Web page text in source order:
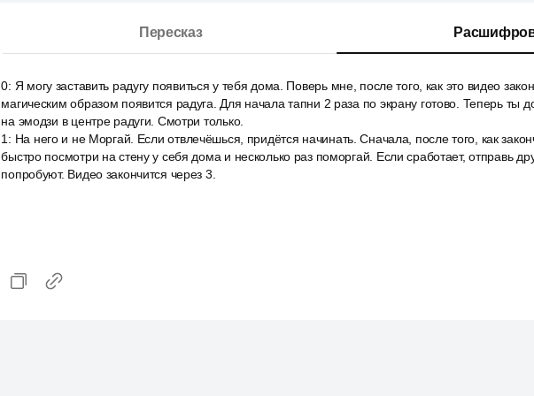
Пересказ
0: Я могу заставить радугу появиться у тебя дома. Поверь мне, после того, как это видео
магическим образом появится радуга. Для начала тапни 2 раза по экрану готово. Теперь ты
на эмодзи в центре радуги. Смотри только.
1 : На него и не Моргай. Если отвлечёшься, придётся начинать. Сначала, после того, как
быстро посмотри на стену у себя дома и несколько раз поморгай. Если сработает, отправь
попробуют. Видео закончится через 3.